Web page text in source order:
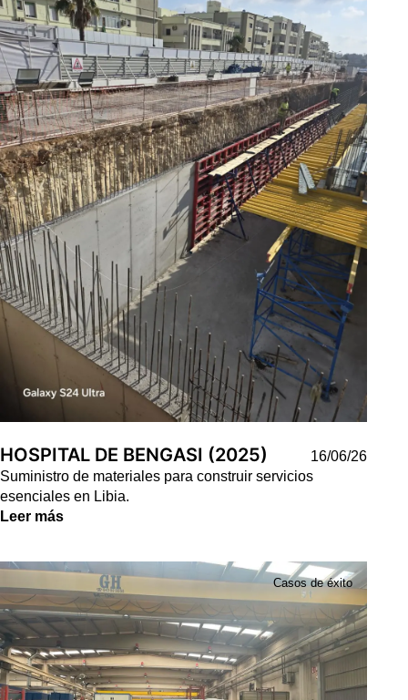
HOSPITAL DE BENGASI (2025)
16/06/26
Suministro de materiales para construir servicios
esenciales en Libia.
Leer más
Casos de éxito